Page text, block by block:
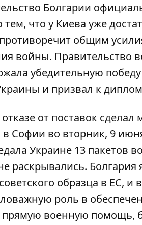
Болгарии
тем, что у Киева уже
общим
войны. Правительство
убедительную
и призвал к
от поставок
Софии во вторник, 9
Украине 13 пакетов
раскрывались.
образца в ЕС,
роль в
военную помощь,